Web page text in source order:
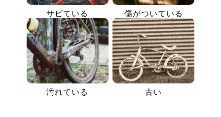
サビている 傷がついている
汚れている 古い